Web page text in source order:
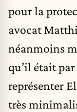
pour la
avocat
néanmoins
qu’il était
représenter
très